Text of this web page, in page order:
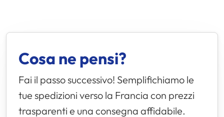
Cosa ne pensi?
Fai il passo successivo! Semplifichiamo le
tue spedizioni verso la Francia con prezzi
trasparenti e una consegna affidabile.